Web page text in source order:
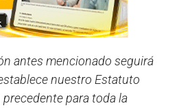
antes mencionado seguirá
nuestro Estatuto
para toda la